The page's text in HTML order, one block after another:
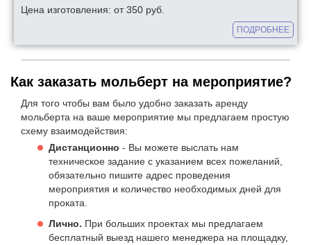
Цена изготовления: от 350 руб.
ПОДРОБНЕЕ
Как заказать мольберт на мероприятие?
Для того чтобы вам было удобно заказать аренду
мольберта на ваше мероприятие мы предлагаем простую
схему взаимодействия:
Дистанционно - Вы можете выслать нам
техническое задание с указанием всех пожеланий,
обязательно пишите адрес проведения
мероприятия и количество необходимых дней для
проката.
Лично. При больших проектах мы предлагаем
бесплатный выезд нашего менеджера на площадку,